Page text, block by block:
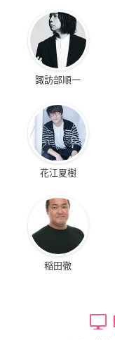
諏訪部順一
花江夏樹
稲田徹